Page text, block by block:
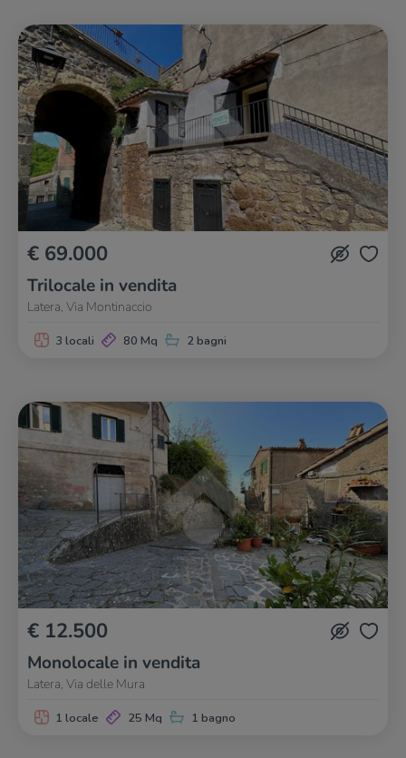
€ 69.000
Trilocale in vendita
Latera, Via Montinaccio
3 locali 80 Mq 2 bagni
€ 12.500
Monolocale in vendita
Latera, Via delle Mura
1 locale 25 Mq 1 bagno